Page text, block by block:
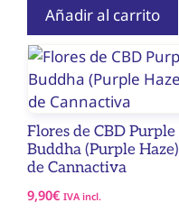
Añadir al carrito
Flores de CBD Purple
Buddha (Purple Haze)
de Cannactiva
9,90€ IVA incl.